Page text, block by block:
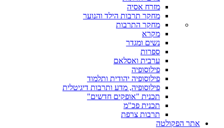
מזרח אסיה
מחקר תרבות הילד והנוער
מחקר התרבות
מקרא
נשים ומגדר
ספרות
ערבית ואסלאם
פילוסופיה
פילוסופיה יהודית ותלמוד
פילוסופיה, מדע ותרבות דיגיטלית
תכנית "אופקים חדשים"
תכנית פכ"מ
תרבות צרפת
אתר הפקולטה